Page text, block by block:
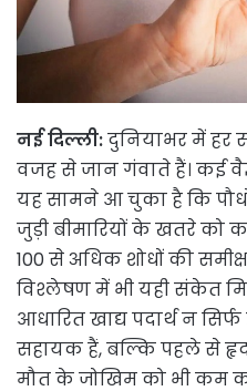
नई दिल्ली:दुनियाभर में हर
वजह से जान गंवाते हैं। कई
यह सामने आ चुका है कि
जुड़ी बीमारियों के खतरे
100 से अधिक शोधों की
विश्लेषण में भी यही संकेत
आधारित खाद्य पदार्थ न
सहायक हैं, बल्कि पहले से
मौत के जोखिम को भी कम